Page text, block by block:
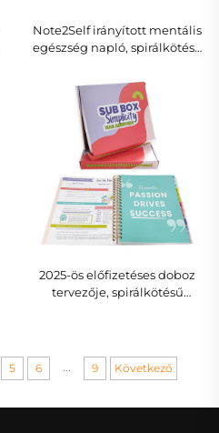
Note2Self irányított mentális
egészség napló, spirálkötésű
ajándékcsomagolásban
2025-ös előfizetéses doboz
tervezője, spirálkötésű
5 6 ... 9 Következő